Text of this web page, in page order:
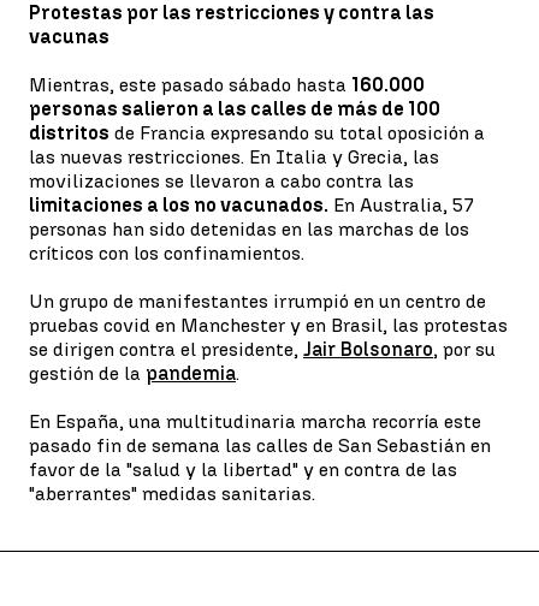
Protestas por las restricciones y contra las
vacunas
Mientras, este pasado sábado hasta 160.000
personas salieron a las calles de más de 100
distritos de Francia expresando su total oposición a
las nuevas restricciones. En Italia y Grecia, las
movilizaciones se llevaron a cabo contra las
limitaciones a los no vacunados. En Australia, 57
personas han sido detenidas en las marchas de los
críticos con los confinamientos.
Un grupo de manifestantes irrumpió en un centro de
pruebas covid en Manchester y en Brasil, las protestas
se dirigen contra el presidente, Jair Bolsonaro, por su
gestión de la pandemia.
En España, una multitudinaria marcha recorría este
pasado fin de semana las calles de San Sebastián en
favor de la "salud y la libertad" y en contra de las
"aberrantes" medidas sanitarias.